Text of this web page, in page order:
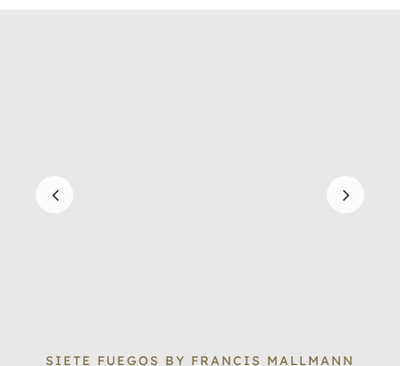
SIETE FUEGOS BY FRANCIS MALLMANN